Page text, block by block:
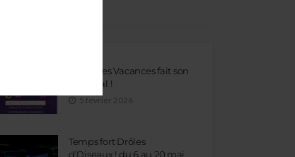
Lance Tes Vacances fait son
Carnaval !
5 février 2026
Temps fort Drôles
d’Oiseaux ! du 6 au 20 mai